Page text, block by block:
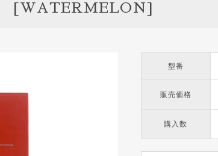
[WATERMELON]
型番
販売価格
購入数